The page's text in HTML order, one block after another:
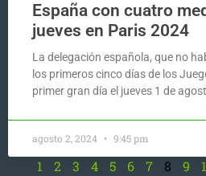
España con cuatro
jueves en Paris 2024
La delegación española, que no
los primeros cinco días de los
primer gran día el jueves 1 de
agosto 2, 2024 9:45 pm
1 2 3 4 5 6 7 8 9